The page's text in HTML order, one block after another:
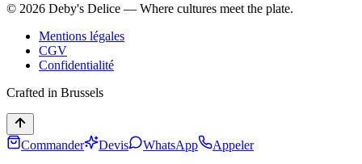
© 2026 Deby's Delice — Where cultures meet the plate.
Mentions légales
CGV
Confidentialité
Crafted in Brussels
Commander Devis WhatsApp Appeler